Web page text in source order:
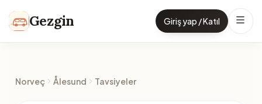
Gezgin Giriş yap / Katıl
Norveç Ålesund Tavsiyeler